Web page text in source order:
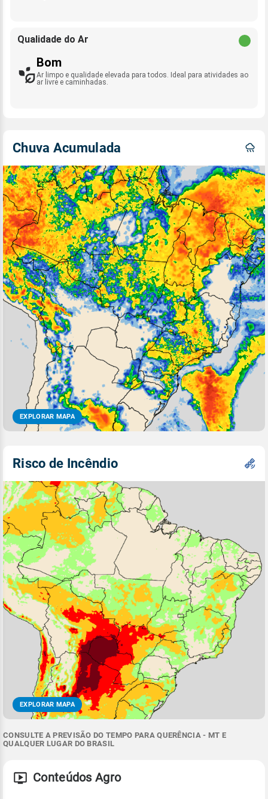
Qualidade do Ar
Bom
Ar limpo e qualidade elevada para todos. Ideal para atividades ao
ar livre e caminhadas.
Chuva Acumulada
EXPLORAR MAPA
Risco de Incêndio
EXPLORAR MAPA
CONSULTE A PREVISÃO DO TEMPO PARA QUERÊNCIA - MT E
QUALQUER LUGAR DO BRASIL
Conteúdos Agro